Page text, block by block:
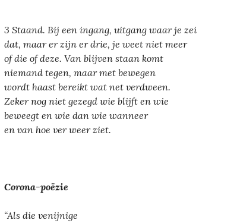
3 Staand. Bij een ingang, uitgang waar je zei
dat, maar er zijn er drie, je weet niet meer
of die of deze. Van blijven staan komt
niemand tegen, maar met bewegen
wordt haast bereikt wat net verdween.
Zeker nog niet gezegd wie blijft en wie
beweegt en wie dan wie wanneer
en van hoe ver weer ziet.
Corona-poëzie
“Als die venijnige